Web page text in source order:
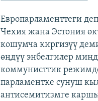
Европарламенттеги
Чехия жана Эстония
кошумча киргизүү
өңдүү энбелгилер
коммунисттик
парламентке сунуш
антисемитизмге